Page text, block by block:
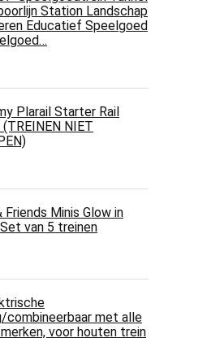
€49.98
Station Landschap
Educatief Speelgoed
Plarail Starter Rail
NIET
Friends Minis Glow in
van 5 treinen
combineerbaar met alle
voor houten trein